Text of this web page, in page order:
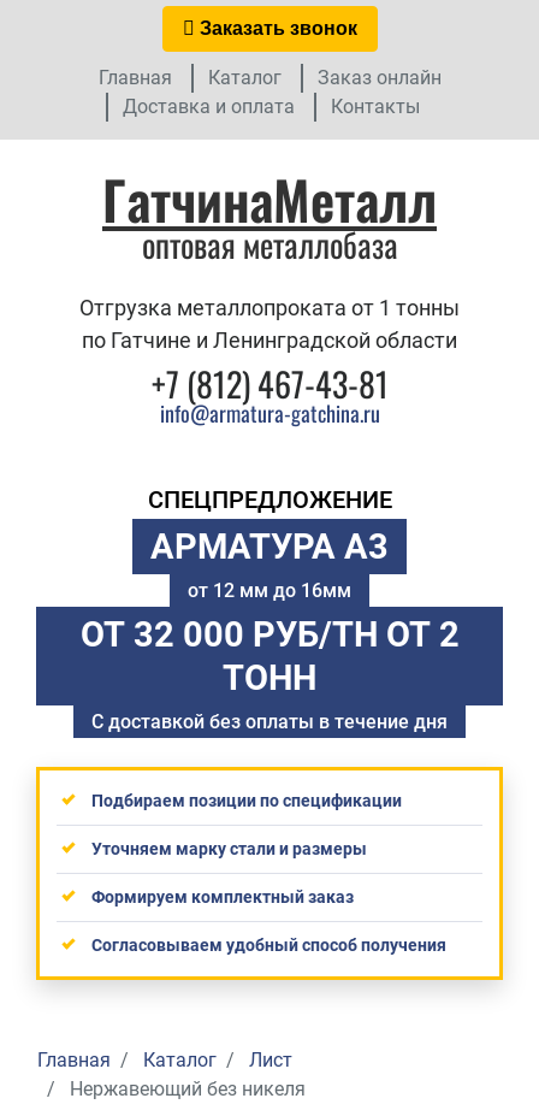
Заказать звонок
Главная Каталог
Заказ онлайн
Доставка и оплата
Контакты
ГатчинаМеталл
оптовая металлобаза
Отгрузка металлопроката от 1 тонны
по Гатчине и Ленинградской области
+7 (812) 467-43-81
info@armatura-gatchina.ru
СПЕЦПРЕДЛОЖЕНИЕ
АРМАТУРА А3
от 12 мм до 16мм
ОТ 32 000 РУБ/ТН ОТ 2
ТОНН
С доставкой без оплаты в течение дня
Подбираем позиции по спецификации
Уточняем марку стали и размеры
Формируем комплектный заказ
Согласовываем удобный способ получения
Главная Каталог
Лист
Нержавеющий без никеля